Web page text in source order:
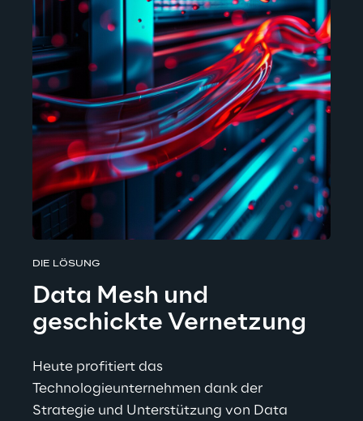
DIE LÖSUNG
Data Mesh und
geschickte Vernetzung
Heute profitiert das
Technologieunternehmen dank der
Strategie und Unterstützung von Data